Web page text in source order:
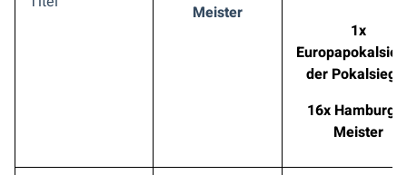
Meister
1x
der
16x
Meister